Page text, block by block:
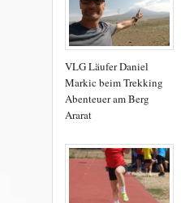
VLG Läufer Daniel
Markic beim Trekking
Abenteuer am Berg
Ararat